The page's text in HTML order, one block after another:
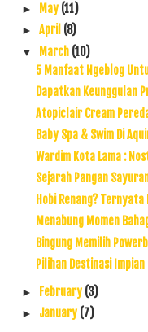
► May (11)
► April (8)
▼ March (10)
5 Manfaat Ngeblog
Dapatkan Keunggulan
Atopiclair Cream
Baby Spa & Swim Di
Wardim Kota Lama :
Sejarah Pangan
Hobi Renang?
Menabung Momen
Bingung Memilih
Pilihan Destinasi
► February (3)
► January (7)